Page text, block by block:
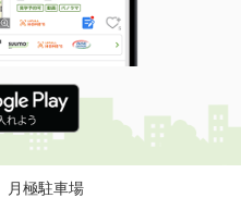
月極駐車場